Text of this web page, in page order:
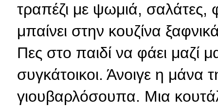
τραπέζι με ψωμιά, σαλάτες,
μπαίνει στην κουζίνα
Πες στο παιδί να φάει μαζί
συγκάτοικοι. Άνοιγε η
γιουβαρλόσουπα. Μια